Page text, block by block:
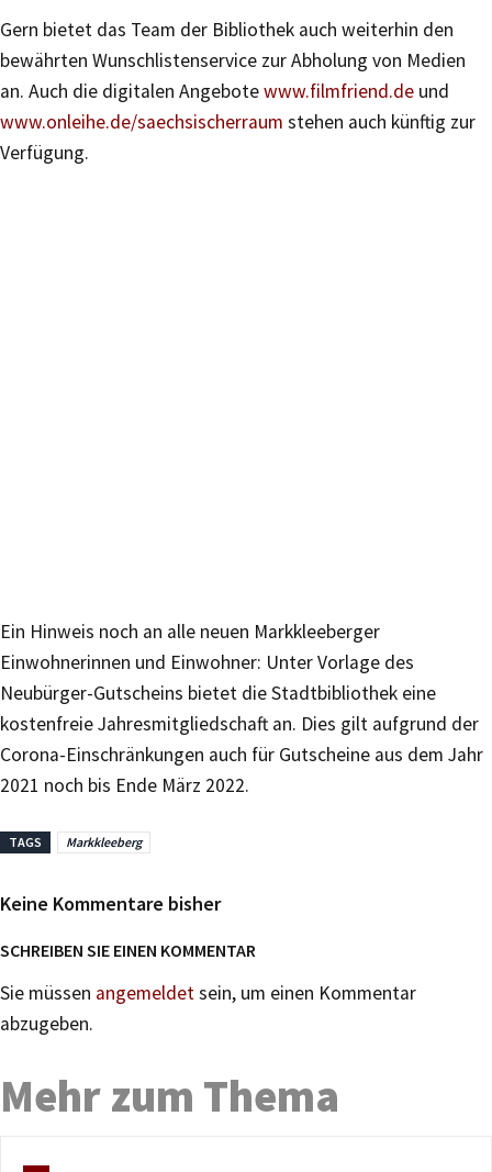
Gern bietet das Team der Bibliothek auch weiterhin den
bewährten Wunschlistenservice zur Abholung von Medien
an. Auch die digitalen Angebotewww.filmfriend.de und
www.onleihe.de/saechsischerraum stehen auch künftig zur
Verfügung.
Ein Hinweis noch an alle neuen Markkleeberger
Einwohnerinnen und Einwohner: Unter Vorlage des
Neubürger-Gutscheins bietet die Stadtbibliothek eine
kostenfreie Jahresmitgliedschaft an. Dies gilt aufgrund der
Corona-Einschränkungen auch für Gutscheine aus dem Jahr
2021 noch bis Ende März 2022.
TAGS Markkleeberg
Keine Kommentare bisher
SCHREIBEN SIE EINEN KOMMENTAR
Sie müssen angemeldetsein, um einen Kommentar
abzugeben.
Mehr zum Thema